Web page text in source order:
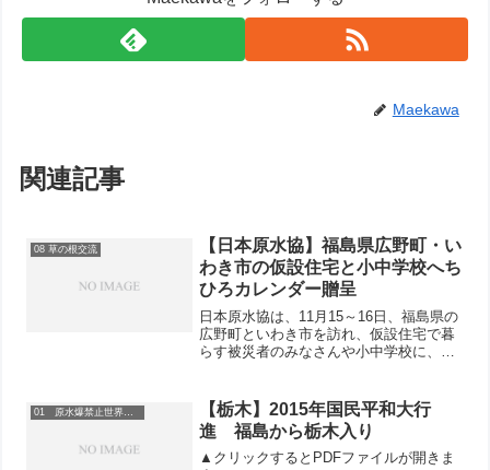
Maekawa
関連記事
08 草の根交流
【日本原水協】福島県広野町・い
わき市の仮設住宅と小中学校へち
ひろカレンダー贈呈
日本原水協は、11月15～16日、福島県の
広野町といわき市を訪れ、仮設住宅で暮
らす被災者のみなさんや小中学校に、全
ました。日本原水協の安井正和事務局
長・梶原渉事務局...
01 原水爆禁止世界大会
【栃木】2015年国民平和大行
進 福島から栃木入り
▲クリックするとPDFファイルが開きま